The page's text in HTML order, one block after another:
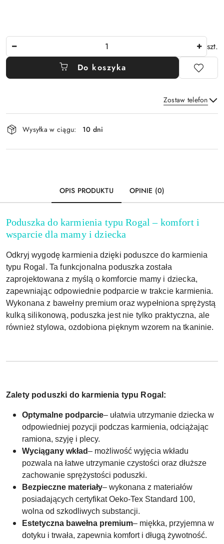
szt.
Do koszyka
Zostaw telefon
Dostępność
i
dostawa
Wysyłka w ciągu: 10 dni
OPIS PRODUKTU OPINIE (0)
Poduszka do karmienia typu Rogal – komfort i
wsparcie dla mamy i dziecka
Odkryj wygodę karmienia dzięki poduszce do karmienia
typu Rogal. Ta funkcjonalna poduszka została
zaprojektowana z myślą o komforcie mamy i dziecka,
zapewniając odpowiednie podparcie w trakcie karmienia.
Wykonana z bawełny premium oraz wypełniona sprężystą
kulką silikonową, poduszka jest nie tylko praktyczna, ale
również stylowa, ozdobiona pięknym wzorem na tkaninie.
Zalety poduszki do karmienia typu Rogal:
Optymalne podparcie– ułatwia utrzymanie dziecka w
odpowiedniej pozycji podczas karmienia, odciążając
ramiona, szyję i plecy.
Wyciągany wkład– możliwość wyjęcia wkładu
pozwala na łatwe utrzymanie czystości oraz dłuższe
zachowanie sprężystości poduszki.
Bezpieczne materiały– wykonana z materiałów
posiadających certyfikat Oeko-Tex Standard 100,
wolna od szkodliwych substancji.
Estetyczna bawełna premium– miękka, przyjemna w
dotyku i trwała, zapewnia komfort i długą żywotność.